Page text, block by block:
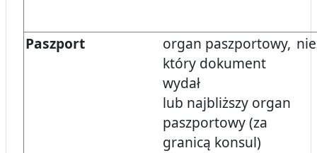
Paszport
organ paszportowy,
który dokument
wydał
lub najbliższy organ
paszportowy (za
granicą konsul)